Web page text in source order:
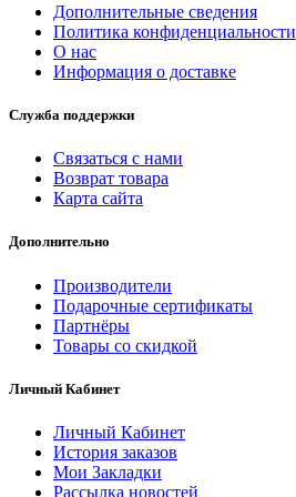
Дополнительные сведения
Политика конфиденциальности
О нас
Информация о доставке
Служба поддержки
Связаться с нами
Возврат товара
Карта сайта
Дополнительно
Производители
Подарочные сертификаты
Партнёры
Товары со скидкой
Личный Кабинет
Личный Кабинет
История заказов
Мои Закладки
Рассылка новостей